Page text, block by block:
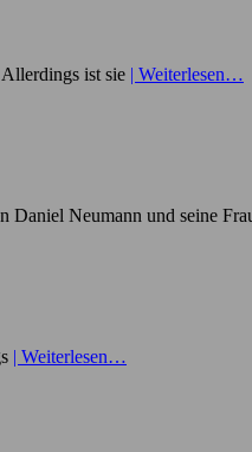
ist sie | Weiterlesen…
Daniel Neumann und seine
| Weiterlesen…